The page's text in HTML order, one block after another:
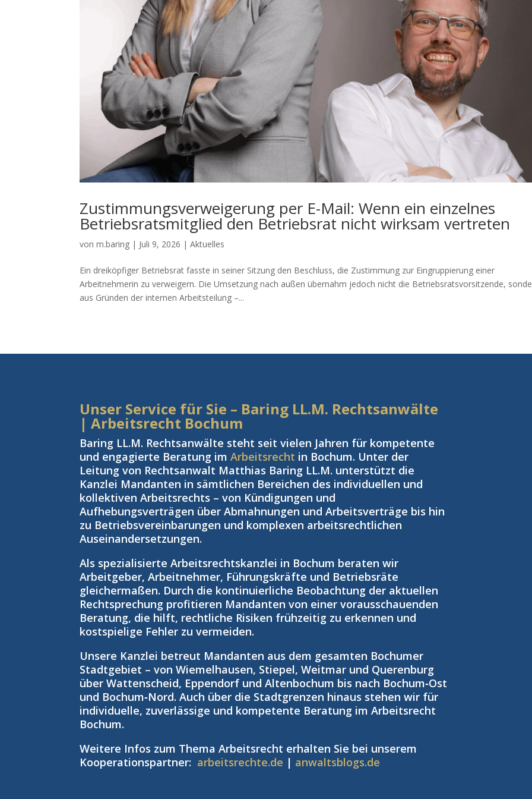
Zustimmungsverweigerung per E-Mail: Wenn ein einzelnes
Betriebsratsmitglied den Betriebsrat nicht wirksam vertreten
vonm.baring | Juli 9, 2026 |Aktuelles
Ein dreiköpfiger Betriebsrat fasste in seiner Sitzung den Beschluss, die Zustimmung zur Eingruppierung einer
Arbeitnehmerin zu verweigern. Die Umsetzung nach außen übernahm jedoch nicht die Betriebsratsvorsitzende,
aus Gründen der internen Arbeitsteilung –...
Unser Service für Sie – Baring LL.M. Rechtsanwälte
| Arbeitsrecht Bochum
Baring LL.M. Rechtsanwälte steht seit vielen Jahren für kompetente
und engagierte Beratung imArbeitsrecht in Bochum. Unter der
Leitung von Rechtsanwalt Matthias Baring LL.M. unterstützt die
Kanzlei Mandanten in sämtlichen Bereichen des individuellen und
kollektiven Arbeitsrechts – von Kündigungen und
Aufhebungsverträgen über Abmahnungen und Arbeitsverträge bis hin
zu Betriebsvereinbarungen und komplexen arbeitsrechtlichen
Auseinandersetzungen.
Als spezialisierte Arbeitsrechtskanzlei in Bochum beraten wir
Arbeitgeber, Arbeitnehmer, Führungskräfte und Betriebsräte
gleichermaßen. Durch die kontinuierliche Beobachtung der aktuellen
Rechtsprechung profitieren Mandanten von einer vorausschauenden
Beratung, die hilft, rechtliche Risiken frühzeitig zu erkennen und
kostspielige Fehler zu vermeiden.
Unsere Kanzlei betreut Mandanten aus dem gesamten Bochumer
Stadtgebiet – von Wiemelhausen, Stiepel, Weitmar und Querenburg
über Wattenscheid, Eppendorf und Altenbochum bis nach Bochum‑Ost
und Bochum‑Nord. Auch über die Stadtgrenzen hinaus stehen wir für
individuelle, zuverlässige und kompetente Beratung im Arbeitsrecht
Bochum.
Weitere Infos zum Thema Arbeitsrecht erhalten Sie bei unserem
Kooperationspartner: arbeitsrechte.de | anwaltsblogs.de